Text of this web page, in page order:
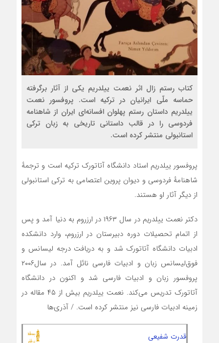
کتاب رستم زال اثر نعمت ییلدریم یکی از آثار برگرفته
حماسه ملّی ایرانیان در ترکیه است. پروفسور نعمت
ییلدریم داستان رستم پهلوان افسانه‌ای ایران از شاهنامه
فردوسی را در قالب داستانی تاریخی به زبان ترکی
استانبولی منتشر کرده است.
پروفسور ییلدریم استاد دانشگاه آتاتورک ترکیه است و ترجمهٔ
شاهنامهٔ فردوسی و دیوان پروین اعتصامی به ترکی استانبولی
از دیگر آثار او هستند.
دکتر نعمت ییلدریم در سال ۱۹۶۳ در ارزروم به دنیا آمد و پس
از اتمام تحصیلات دوره دبیرستان در ارزروم، وارد دانشکده
ادبیات دانشگاه آتاتورک شد و به دریافت درجه لیسانس و
فوق‌لیسانس زبان و ادبیات فارسی نائل آمد. در سال۲۰۰۶
پروفسور زبان و ادبیات فارسی شد و اکنون در دانشگاه
آتاتورک تدریس می‌کند. نعمت ییلدریم بیش از ۴۵ مقاله در
زمینه ادبیات فارسی نیز منتشر کرده است. / آذری‌ها
قدرت شفیعی